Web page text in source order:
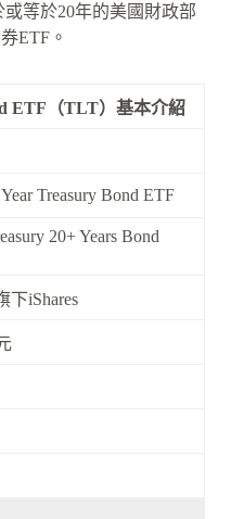
等於20年的美國財政部
ETF。
ETF（TLT）基本介紹
Treasury Bond ETF
20+ Years Bond
下iShares